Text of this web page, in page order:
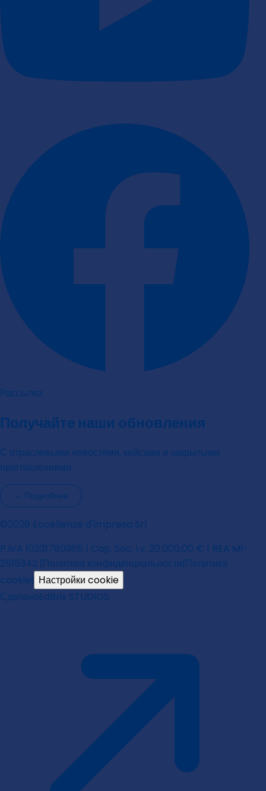
Рассылка
Получайте наши обновления
С отраслевыми новостями, кейсами и закрытыми
приглашениями.
→ Подробнее
©2026 Eccellenze d'Impresa Srl
P.IVA 10231780965 | Cap. Soc. i.v. 20.000,00 € | REA MI-
2515342 |Политика конфиденциальности|Политика
cookie| Настройки cookie
СделаноEdBrix STUDIOS